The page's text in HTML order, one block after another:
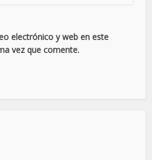
electrónico y web en este
vez que comente.